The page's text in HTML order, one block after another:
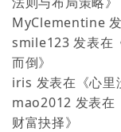
MyClementine
smile123 发表在
而倒》
iris 发表在《心里
mao2012 发表在
财富抉择》